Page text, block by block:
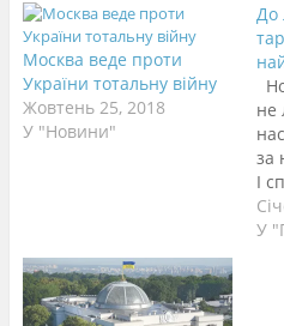
Москва веде проти
України тотальну війну
Жовтень 25, 2018
У "Новини"
До
не
за
І
чи
У